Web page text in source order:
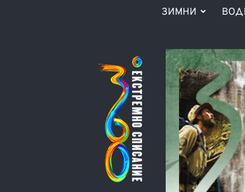
ЗИМНИ
Списание
360°